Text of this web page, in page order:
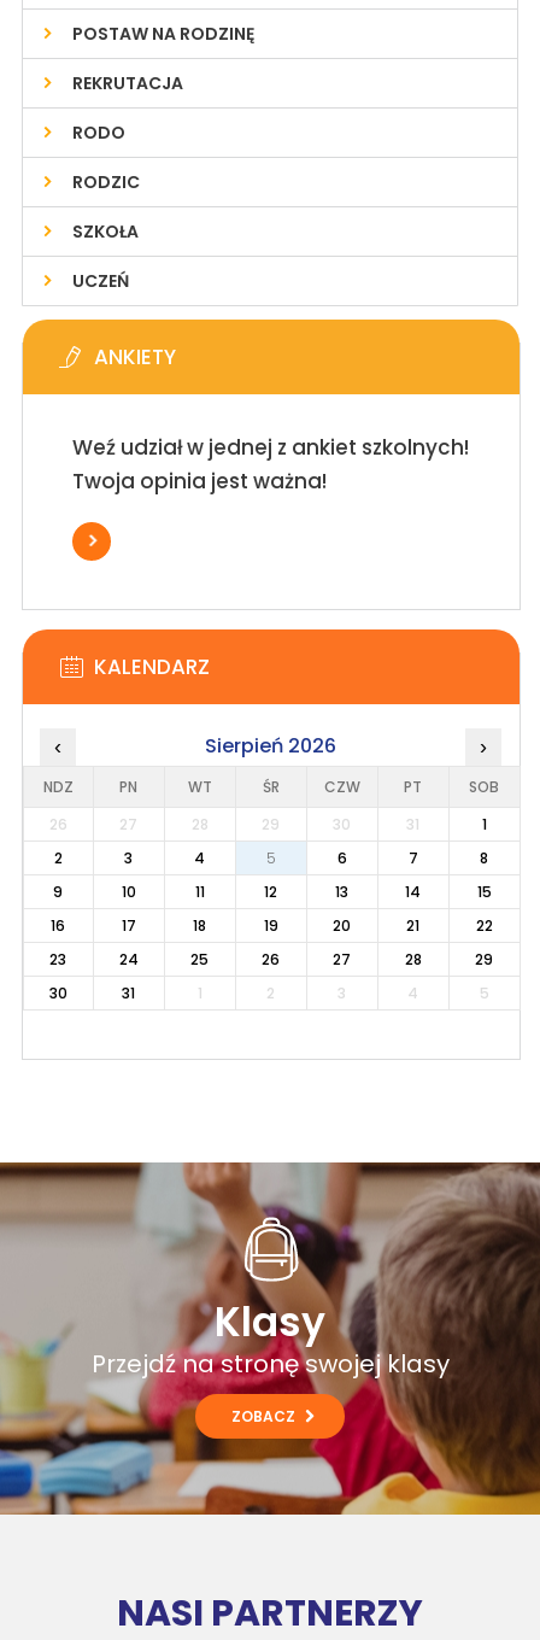
POSTAW NA RODZINĘ
REKRUTACJA
RODO
RODZIC
SZKOŁA
UCZEŃ
ANKIETY
Weź udział w jednej z ankiet szkolnych!
Twoja opinia jest ważna!
KALENDARZ
‹ Sierpień 2026 ›
NDZ PN WT ŚR CZW PT
SOB
26
27 28 29 30 31
1
2
3 4 5 6 7
8
9
10 11 12 13 14
15
16
17 18 19 20 21
22
23
24 25 26 27 28
29
30
31 1 2 3 4 5
Klasy
Przejdź na stronę swojej klasy
ZOBACZ
NASI PARTNERZY